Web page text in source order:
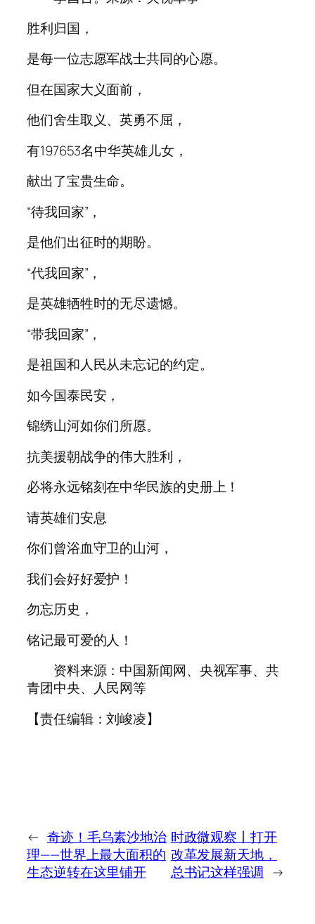
胜利归国，
是每一位志愿军战士共同的心愿。
但在国家大义面前，
他们舍生取义、英勇不屈，
有197653名中华英雄儿女，
献出了宝贵生命。
“待我回家”，
是他们出征时的期盼。
“代我回家”，
是英雄牺牲时的无尽遗憾。
“带我回家”，
是祖国和人民从未忘记的约定。
如今国泰民安，
锦绣山河如你们所愿。
抗美援朝战争的伟大胜利，
必将永远铭刻在中华民族的史册上！
请英雄们安息
你们曾浴血守卫的山河，
我们会好好爱护！
勿忘历史，
铭记最可爱的人！
资料来源：中国新闻网、央视军事、共
青团中央、人民网等
【责任编辑：刘峻凌】
← 奇迹！毛乌素沙地治
理——世界上最大面积的
生态逆转在这里铺开
时政微观察丨打开
改革发展新天地，
总书记这样强调 →